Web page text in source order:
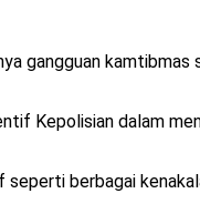
gangguan kamtibmas
Kepolisian dalam
berbagai